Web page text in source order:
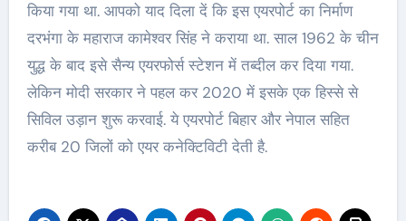
किया गया था. आपको याद दिला दें कि इस एयरपोर्ट का निर्माण
दरभंगा के महाराज कामेश्वर सिंह ने कराया था. साल 1962 के चीन
युद्ध के बाद इसे सैन्य एयरफोर्स स्टेशन में तब्दील कर दिया गया.
लेकिन मोदी सरकार ने पहल कर 2020 में इसके एक हिस्से से
सिविल उड़ान शुरू करवाई. ये एयरपोर्ट बिहार और नेपाल सहित
करीब 20 जिलों को एयर कनेक्टिविटी देती है.